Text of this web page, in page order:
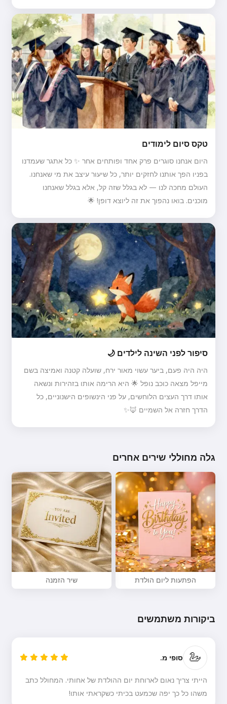
טקס סיום לימודים
היום אנחנו סוגרים פרק אחד ופותחים אחר ✨ כל אתגר שעמדנו
בפניו הפך אותנו לחזקים יותר, כל שיעור עיצב את מי שאנחנו.
העולם מחכה לנו — לא בגלל שזה קל, אלא בגלל שאנחנו
מוכנים. בואו נהפוך את זה ליוצא דופן! 🌟
סיפור לפני השינה לילדים 🌙
היה היה פעם, ביער עשוי מאור ירח, שועלה קטנה ואמיצה בשם
מייפל מצאה כוכב נופל 🌟 היא הרימה אותו בזהירות ונשאה
אותו דרך העצים הלוחשים, על פני הינשופים הישנוניים, כל
הדרך חזרה אל השמיים 🦊✨
גלה מחוללי שירים אחרים
הפתעות ליום הולדת שיר הזמנה
ביקורות משתמשים
🦢 סופי מ.
הייתי צריך נאום לארוחת יום ההולדת של אחותי. המחולל כתב
משהו כל כך יפה שכמעט בכיתי כשקראתי אותו!